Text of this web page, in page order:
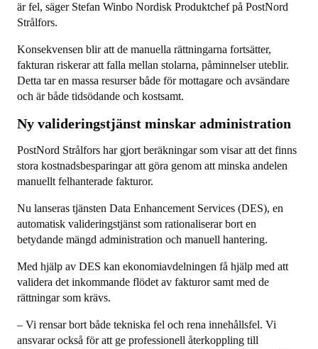
är fel, säger Stefan Winbo Nordisk Produktchef på PostNord
Strålfors.
Konsekvensen blir att de manuella rättningarna fortsätter,
fakturan riskerar att falla mellan stolarna, påminnelser uteblir.
Detta tar en massa resurser både för mottagare och avsändare
och är både tidsödande och kostsamt.
Ny valideringstjänst minskar administration
PostNord Strålfors har gjort beräkningar som visar att det finns
stora kostnadsbesparingar att göra genom att minska andelen
manuellt felhanterade fakturor.
Nu lanseras tjänsten Data Enhancement Services (DES), en
automatisk valideringstjänst som rationaliserar bort en
betydande mängd administration och manuell hantering.
Med hjälp av DES kan ekonomiavdelningen få hjälp med att
validera det inkommande flödet av fakturor samt med de
rättningar som krävs.
– Vi rensar bort både tekniska fel och rena innehållsfel. Vi
ansvarar också för att ge professionell återkoppling till